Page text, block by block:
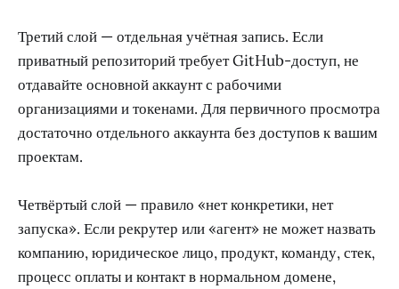
Третий слой — отдельная учётная запись. Если
приватный репозиторий требует GitHub-доступ, не
отдавайте основной аккаунт с рабочими
организациями и токенами. Для первичного просмотра
достаточно отдельного аккаунта без доступов к вашим
проектам.
Четвёртый слой — правило «нет конкретики, нет
запуска». Если рекрутер или «агент» не может назвать
компанию, юридическое лицо, продукт, команду, стек,
процесс оплаты и контакт в нормальном домене,